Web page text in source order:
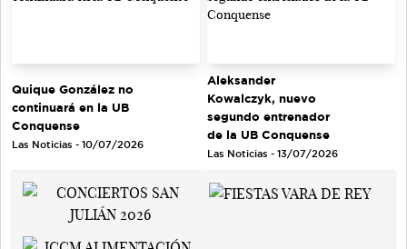
Quique González no
continuará en la UB
Conquense
Las Noticias - 10/07/2026
Aleksander
Kowalczyk, nuevo
segundo entrenador
de la UB Conquense
Las Noticias - 13/07/2026